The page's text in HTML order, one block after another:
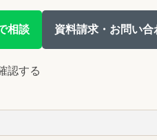
相談 資料請求・お問い合
認する